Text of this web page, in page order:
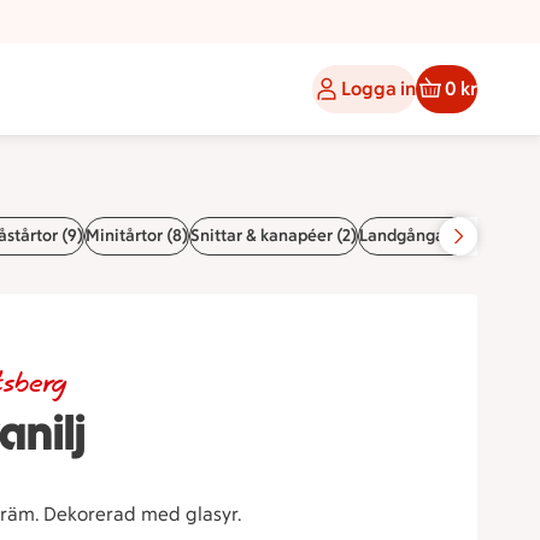
Logga in 0 kr
(9)Minitårtor (8)Snittar & kanapéer (2)Landgångar (7)
Dekorerad med glasyr.